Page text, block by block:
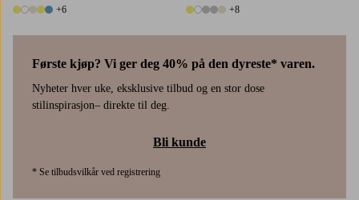
11 farger
+6
13 farger
+8
Første kjøp? Vi ger deg 40% på den dyreste* varen.
Nyheter hver uke, eksklusive tilbud og en stor dose
stilinspirasjon– direkte til deg.
Bli kunde
* Se tilbudsvilkår ved registrering